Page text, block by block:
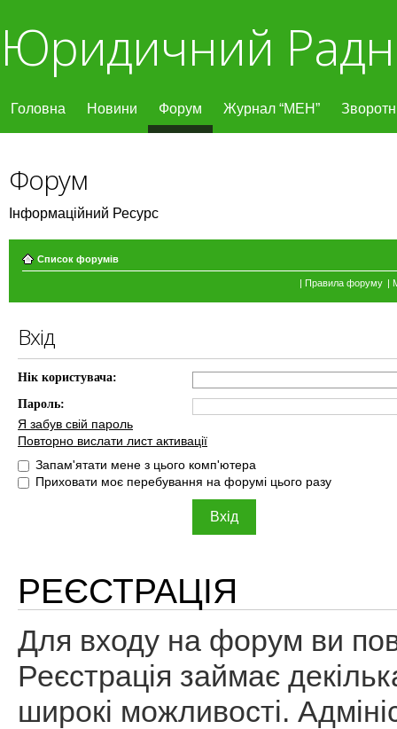
Юридичний
Головна Новини Форум Журнал “МЕН”
Форум
Інформаційний Ресурс
Список форумів
| Правила форуму |
Вхід
Нік користувача:
Пароль:
Я забув свій пароль
Повторно вислати лист активації
Запам'ятати мене з цього комп'ютера
Приховати моє перебування на форумі цього разу
РЕЄСТРАЦІЯ
Для входу на форум ви
Реєстрація займає
широкі можливості.